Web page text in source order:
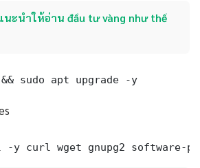
นะนำให้อ่าน đầu tư vàng như thế
sudo apt upgrade -y
curl wget gnupg2 software-